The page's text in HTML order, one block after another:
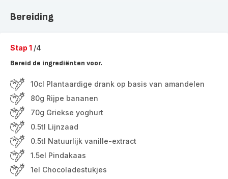
Bereiding
Stap 1 /4
Bereid de ingrediënten voor.
10cl Plantaardige drank op basis van amandelen
80g Rijpe bananen
70g Griekse yoghurt
0.5tl Lijnzaad
0.5tl Natuurlijk vanille-extract
1.5el Pindakaas
1el Chocoladestukjes